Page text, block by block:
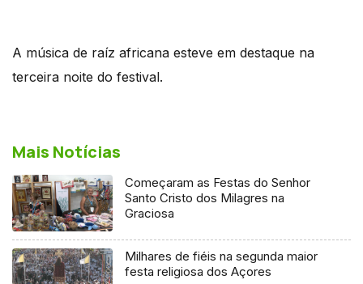
A música de raíz africana esteve em destaque na
terceira noite do festival.
Mais Notícias
Começaram as Festas do Senhor
Santo Cristo dos Milagres na
Graciosa
Milhares de fiéis na segunda maior
festa religiosa dos Açores